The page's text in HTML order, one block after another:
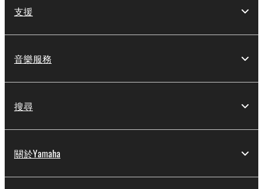
支援
音樂服務
搜尋
關於Yamaha